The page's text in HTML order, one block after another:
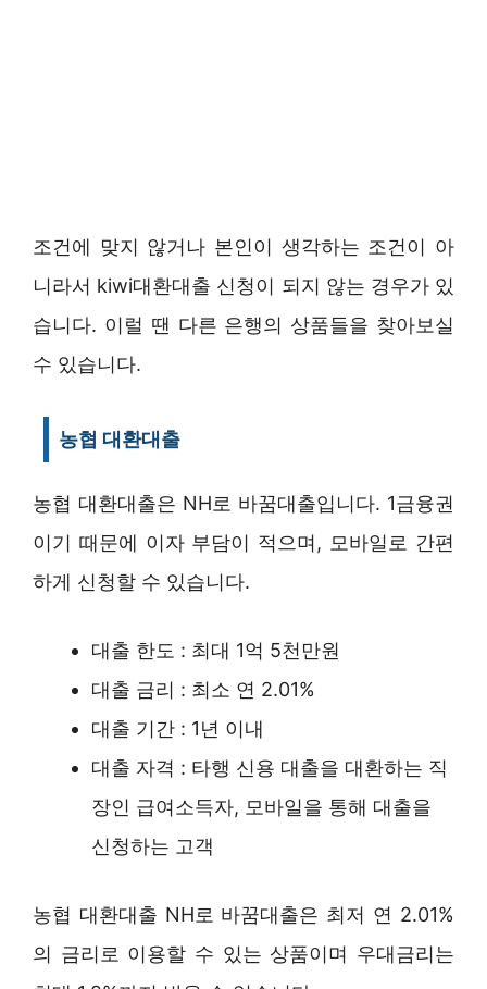
조건에 맞지 않거나 본인이 생각하는 조건이 아
니라서 kiwi대환대출 신청이 되지 않는 경우가 있
습니다. 이럴 땐 다른 은행의 상품들을 찾아보실
수 있습니다.
농협 대환대출
농협 대환대출은 NH로 바꿈대출입니다. 1금융권
이기 때문에 이자 부담이 적으며, 모바일로 간편
하게 신청할 수 있습니다.
대출 한도 : 최대 1억 5천만원
대출 금리 : 최소 연 2.01%
대출 기간 : 1년 이내
대출 자격 : 타행 신용 대출을 대환하는 직
장인 급여소득자, 모바일을 통해 대출을
신청하는 고객
농협 대환대출 NH로 바꿈대출은 최저 연 2.01%
의 금리로 이용할 수 있는 상품이며 우대금리는